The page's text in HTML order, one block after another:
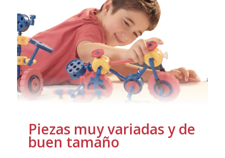
Piezas muy variadas y de
buen tamaño